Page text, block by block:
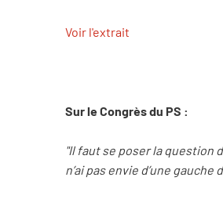
Voir l'extrait
Sur le Congrès du PS :
"Il faut se poser la question
n’ai pas envie d’une gauche